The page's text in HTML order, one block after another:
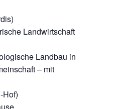
Landwirtschaft
Landbau in
– mit
Hof)